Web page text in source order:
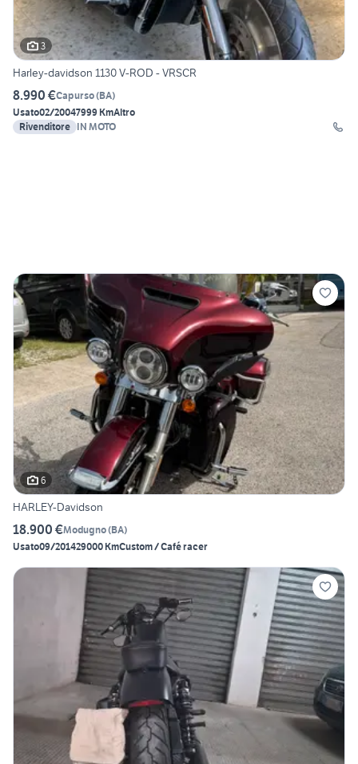
3
Harley-davidson 1130 V-ROD - VRSCR
8.990 €Capurso(BA)
Usato02/20047999 KmAltro
Rivenditore IN MOTO
6
HARLEY-Davidson
18.900 €Modugno(BA)
Usato09/201429000 KmCustom / Café racer